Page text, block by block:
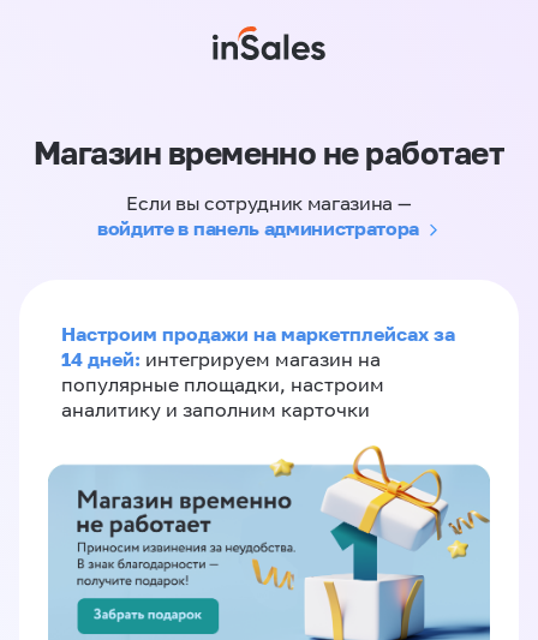
Магазин временно не работает
Если вы сотрудник магазина —
войдите в панель администратора
Настроим продажи на маркетплейсах за
14 дней: интегрируем магазин на
популярные площадки, настроим
аналитику и заполним карточки